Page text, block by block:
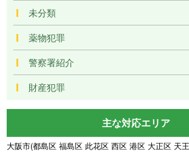
未分類
薬物犯罪
警察署紹介
財産犯罪
主な対応エリア
大阪市(都島区 福島区 此花区 西区 港区 大正区 天